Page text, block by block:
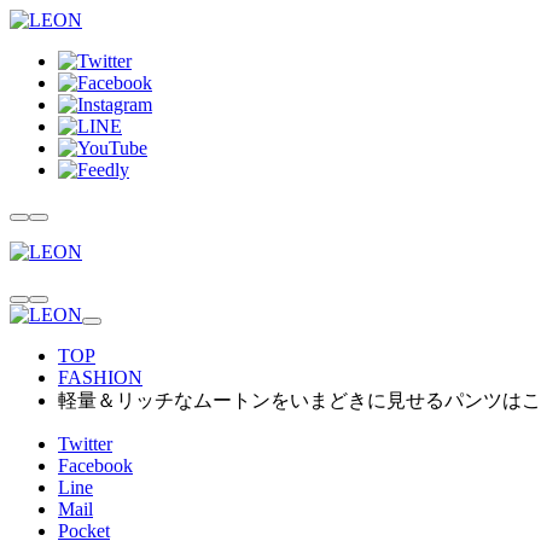
TOP
FASHION
軽量＆リッチなムートンをいまどきに見せるパンツは
Twitter
Facebook
Line
Mail
Pocket